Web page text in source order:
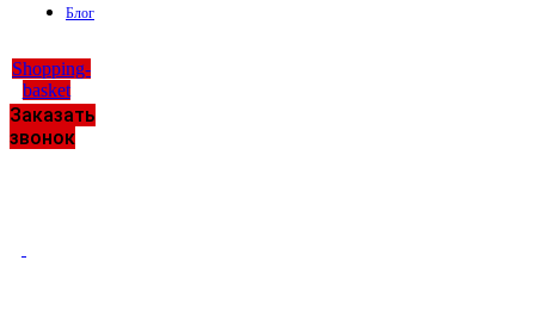
Блог
Shopping-
basket
Заказать
звонок